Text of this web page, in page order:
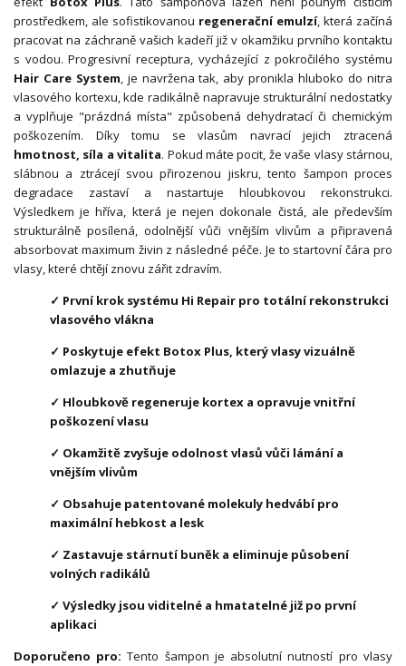
prostředkem, ale sofistikovanou regenerační emulzí, která začíná
pracovat na záchraně vašich kadeří již v okamžiku prvního kontaktu
s vodou. Progresivní receptura, vycházející z pokročilého systému
Hair Care System, je navržena tak, aby pronikla hluboko do nitra
vlasového kortexu, kde radikálně napravuje strukturální nedostatky
a vyplňuje "prázdná místa" způsobená dehydratací či chemickým
poškozením. Díky tomu se vlasům navrací jejich ztracená
hmotnost, síla a vitalita. Pokud máte pocit, že vaše vlasy stárnou,
slábnou a ztrácejí svou přirozenou jiskru, tento šampon proces
degradace zastaví a nastartuje hloubkovou rekonstrukci.
Výsledkem je hříva, která je nejen dokonale čistá, ale především
strukturálně posílená, odolnější vůči vnějším vlivům a připravená
absorbovat maximum živin z následné péče. Je to startovní čára pro
vlasy, které chtějí znovu zářit zdravím.
✓ První krok systému Hi Repair pro totální rekonstrukci
vlasového vlákna
✓ Poskytuje efekt Botox Plus, který vlasy vizuálně
omlazuje a zhutňuje
✓ Hloubkově regeneruje kortex a opravuje vnitřní
poškození vlasu
✓ Okamžitě zvyšuje odolnost vlasů vůči lámání a
vnějším vlivům
✓ Obsahuje patentované molekuly hedvábí pro
maximální hebkost a lesk
✓ Zastavuje stárnutí buněk a eliminuje působení
volných radikálů
✓ Výsledky jsou viditelné a hmatatelné již po první
aplikaci
Doporučeno pro: Tento šampon je absolutní nutností pro vlasy